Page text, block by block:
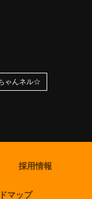
ゃんネル☆
採用情報
マップ